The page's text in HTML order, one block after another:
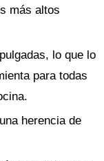
más altos
lo que lo
para todas
herencia de